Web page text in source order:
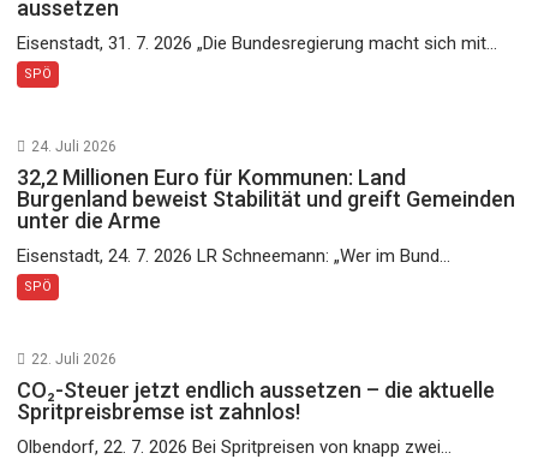
aussetzen
Eisenstadt, 31. 7. 2026 „Die Bundesregierung macht sich mit...
SPÖ
24. Juli 2026
32,2 Millionen Euro für Kommunen: Land
Burgenland beweist Stabilität und greift Gemeinden
unter die Arme
Eisenstadt, 24. 7. 2026 LR Schneemann: „Wer im Bund...
SPÖ
22. Juli 2026
CO₂-Steuer jetzt endlich aussetzen – die aktuelle
Spritpreisbremse ist zahnlos!
Olbendorf, 22. 7. 2026 Bei Spritpreisen von knapp zwei...